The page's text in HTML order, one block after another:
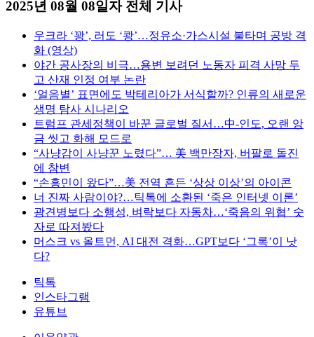
2025년 08월 08일자 전체 기사
우크라 ‘꽝’, 러도 ‘쾅’…정유소·가스시설 불타며 공방 격
화 (영상)
야간 공사장의 비극…용변 보려던 노동자 피격 사망 두
고 산재 인정 여부 논란
‘얼음별’ 표면에도 박테리아가 서식할까? 인류의 새로운
생명 탐사 시나리오
트럼프 관세정책이 바꾼 글로벌 질서…中-인도, 오랜 앙
금 씻고 화해 모드로
“사냥감이 사냥꾼 노렸다”… 美 백만장자, 버팔로 돌진
에 참변
“손흥민이 왔다”…美 전역 흔든 ‘상상 이상’의 아이콘
너 진짜 사람이야?…틱톡에 소환된 ‘죽은 인터넷 이론’
광견병보다 소행성, 벼락보다 자동차…‘죽음의 위협’ 숫
자로 따져봤다
머스크 vs 올트먼, AI 대전 격화…GPT보다 ‘그록’이 낫
다?
틱톡
인스타그램
유튜브